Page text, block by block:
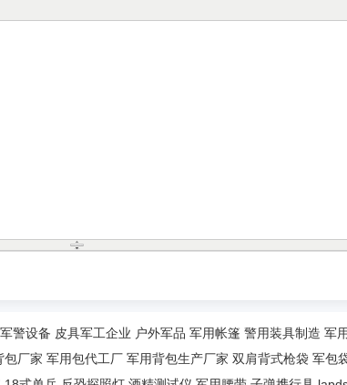
军警设备 皮具军工企业 户外军品 军用帐篷 警用装具制造 军
包厂家 军用包代工厂 军用背包生产厂家 双肩背式枪袋 军包